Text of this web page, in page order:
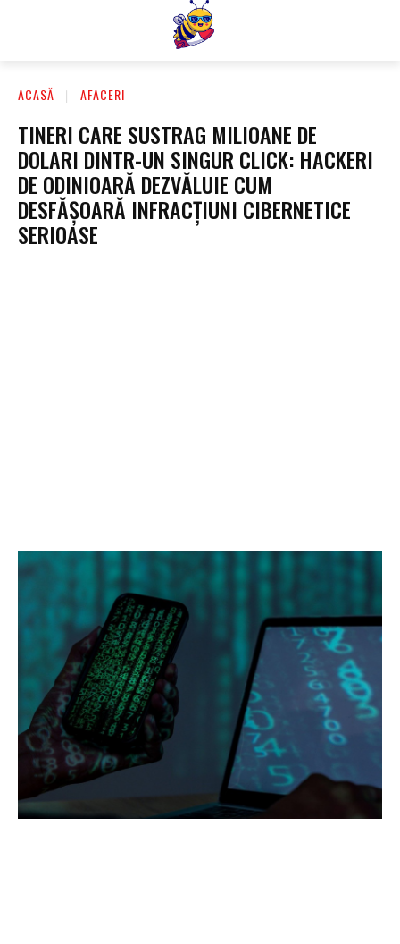
ACASĂ AFACERI
TINERI CARE SUSTRAG MILIOANE DE
DOLARI DINTR-UN SINGUR CLICK: HACKERI
DE ODINIOARĂ DEZVĂLUIE CUM
DESFĂȘOARĂ INFRACȚIUNI CIBERNETICE
SERIOASE